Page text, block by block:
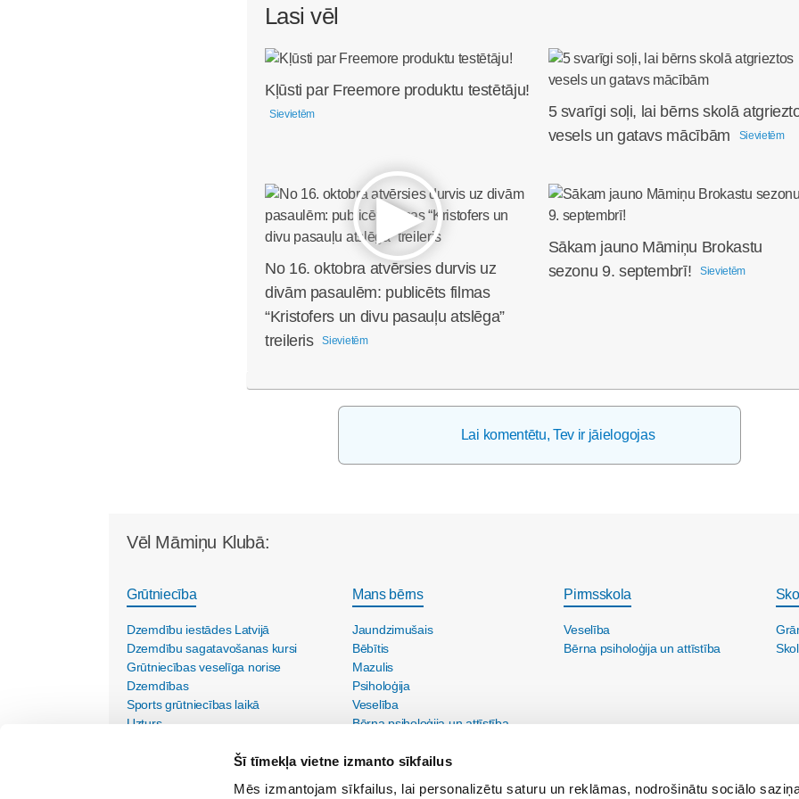
Šī tīmekļa vietne izmanto sīkfailus
Mēs izmantojam sīkfailus, lai personalizētu saturu un reklāmas, nodrošinātu sociālo
Lasi vēl
Kļūsti par Freemore produktu testētāju!
Sievietēm
5 svarīgi soļi, lai bērns skolā
vesels un gatavs mācībām
Sievietēm
No 16. oktobra atvērsies durvis uz
divām pasaulēm: publicēts filmas
“Kristofers un divu pasauļu atslēga”
treileris
Sievietēm
Sākam jauno Māmiņu Brokastu
sezonu 9. septembrī!
Sievietēm
Lai komentētu, Tev ir jāielogojas
Vēl Māmiņu Klubā:
Grūtniecība
Dzemdību iestādes Latvijā
Dzemdību sagatavošanas kursi
Grūtniecības veselīga norise
Dzemdības
Sports grūtniecības laikā
Uzturs
Mans bērns
Jaundzimušais
Bēbītis
Mazulis
Psiholoģija
Veselība
Bērna psiholoģija un attīstība
Pirmsskola
Veselība
Bērna psiholoģija un attīstība